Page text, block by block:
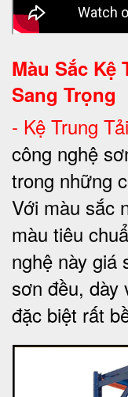
Màu Sắc Kệ
Sang Trọng
- Kệ Trung
công nghệ
trong những
Với màu sắc
màu tiêu
nghệ này giá
sơn đều, dày
đặc biệt rất